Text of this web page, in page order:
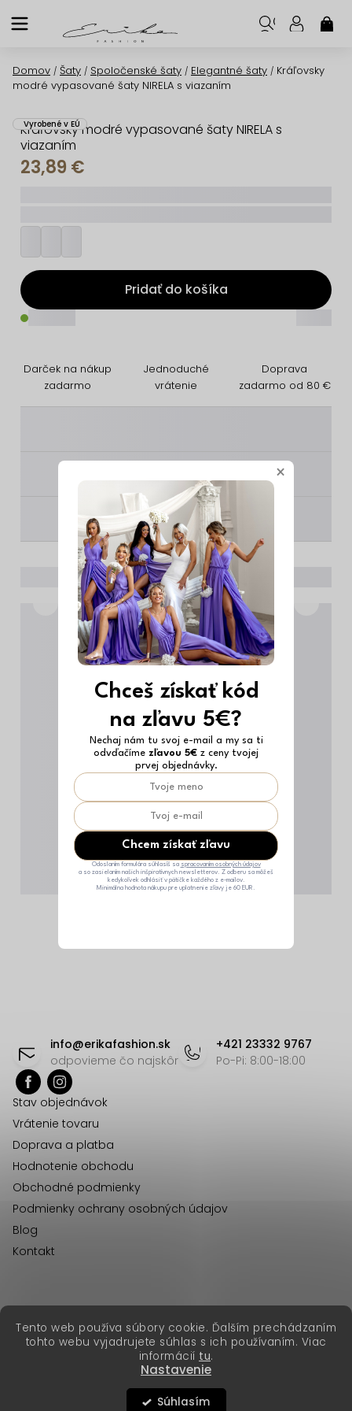
Tento web používa súbory cookie. Ďalším prechádzaním
tohto webu vyjadrujete súhlas s ich používaním. Viac
informácií tu.
Nastavenie
Súhlasím
na
Domov / Šaty / Spoločenské šaty / Elegantné šaty / Kráľovsky
modré vypasované šaty NIRELA s viazaním
Kráľovsky modré vypasované šaty NIRELA s
viazaním
Vyrobené v EÚ
23,89 €
Pridať do košíka
Darček na nákup
zadarmo
Jednoduché
vrátenie
Doprava
zadarmo od 80 €
________
info@erikafashion.sk
odpovieme čo najskôr
+421 23332 9767
Po-Pi: 8:00-18:00
Stav objednávok
Vrátenie tovaru
Doprava a platba
Hodnotenie obchodu
Obchodné podmienky
Podmienky ochrany osobných údajov
Blog
Kontakt
Vytvoril Shoptet Premium
Copyright 2026Erika Fashion. Všetky práva vyhradené.
erikafashion.cz
×
Chceš získať kód
na zľavu 5€?
Nechaj nám tu svoj e-mail a my sa ti
odvďačíme zľavou 5€ z ceny tvojej
prvej objednávky.
Chcem získať zľavu
Odoslaním formulára súhlasíš sa spracovaním osobných údajov
a so zasielaním našich inšpiratívnych newsletterov. Z odberu sa môžeš
kedykoľvek odhlásiť v pätičke každého z e-mailov.
Minimálna hodnota nákupu pre uplatnenie zľavy je 60 EUR.